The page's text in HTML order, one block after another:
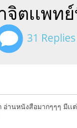
จิตเเพท
31 Replies
านหนังสือมากๆๆๆ มีเเ